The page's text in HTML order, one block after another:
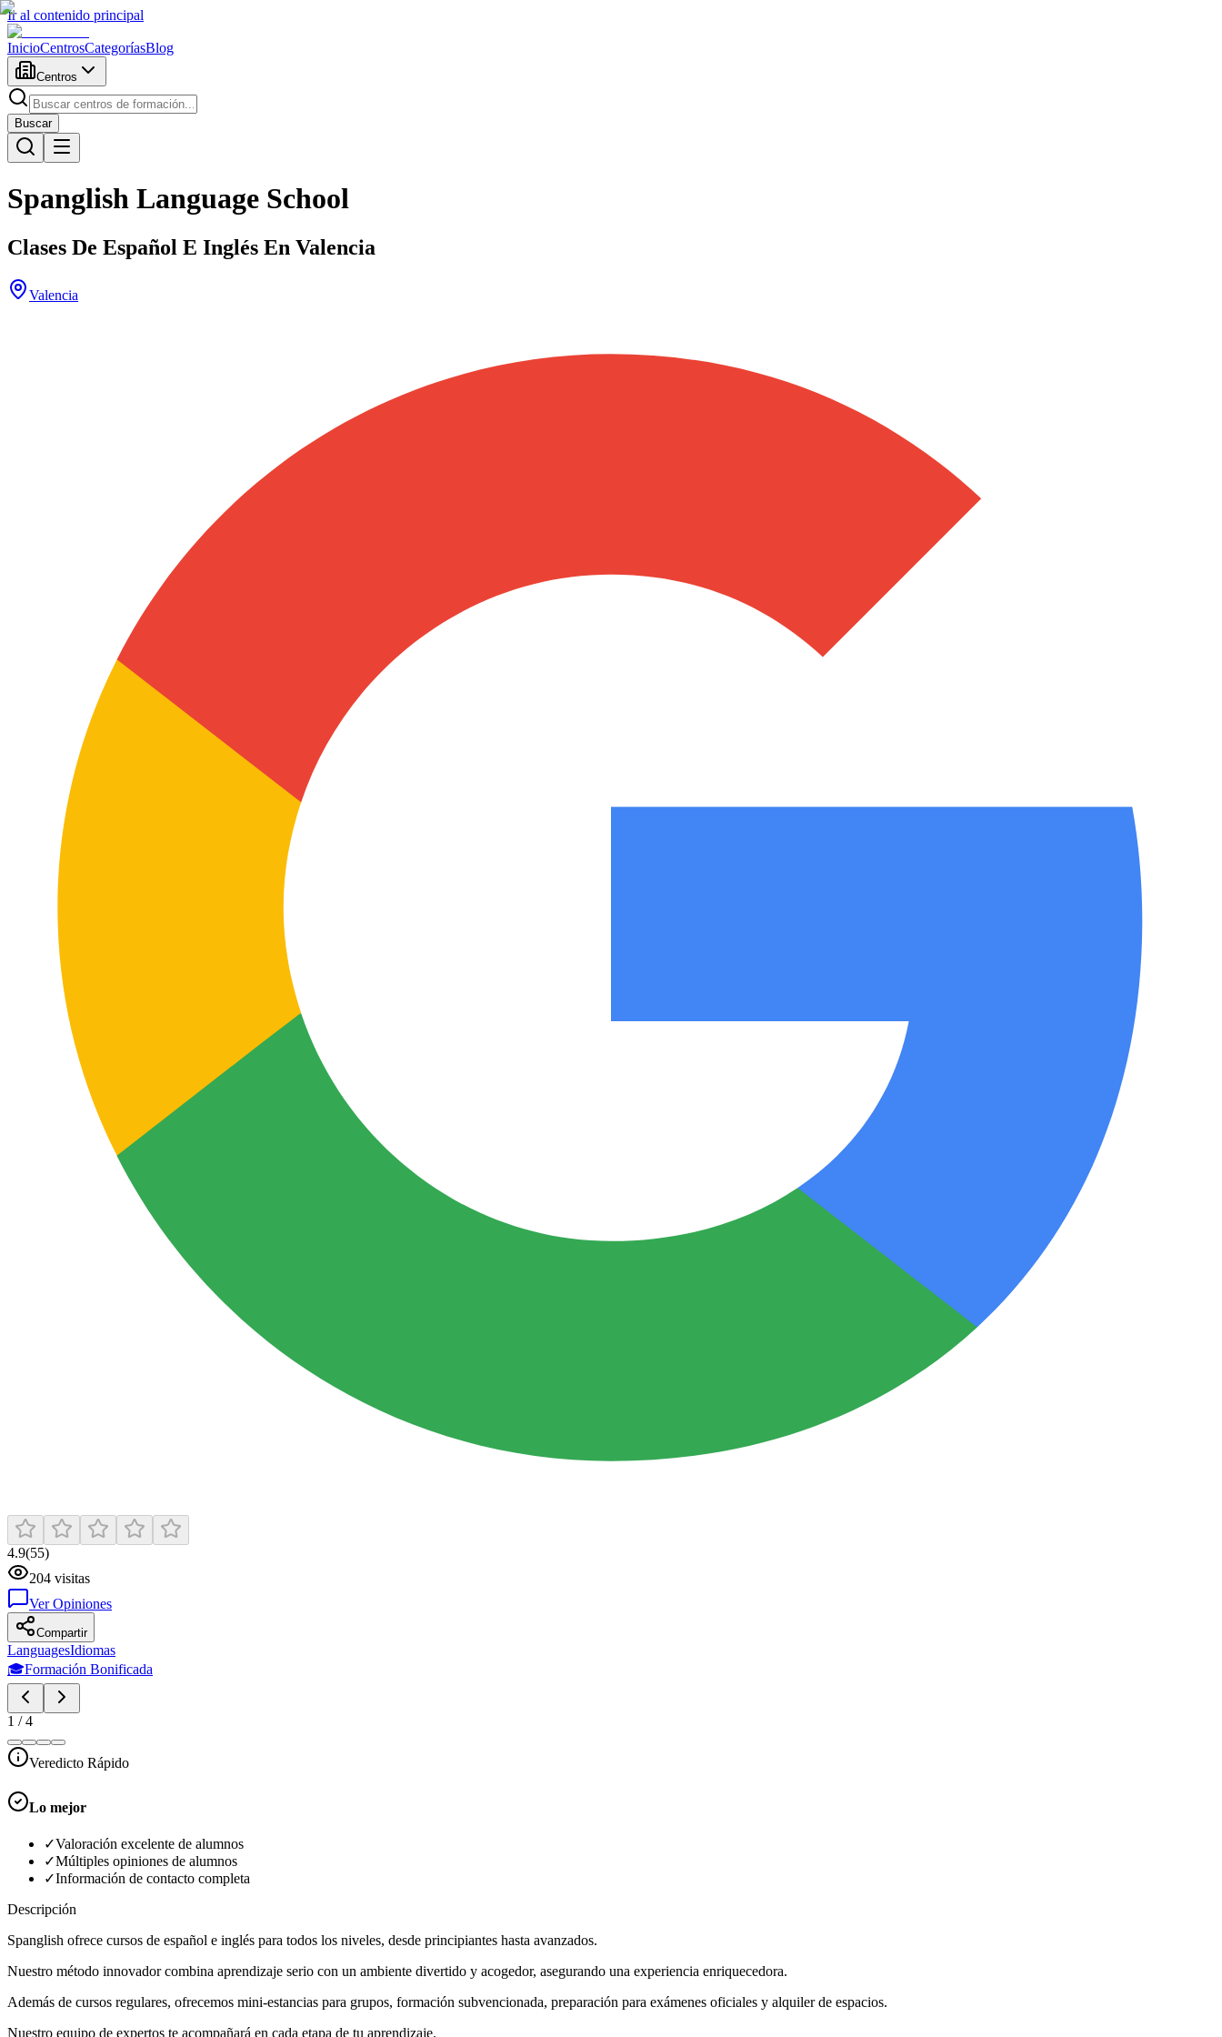
Ir al contenido principal
InicioCentrosCategoríasBlog
Centros
Buscar
Spanglish Language School
Clases De Español E Inglés En Valencia
Valencia
4.9(55)
204 visitas
Ver Opiniones
Compartir
LanguagesIdiomas
🎓Formación Bonificada
1 /4
Veredicto Rápido
Lo mejor
✓Valoración excelente de alumnos
✓Múltiples opiniones de alumnos
✓Información de contacto completa
Descripción
Spanglish ofrece cursos de español e inglés para todos los niveles, desde principiantes hasta avanzados.
Nuestro método innovador combina aprendizaje serio con un ambiente divertido y acogedor, asegurando una experiencia enriquecedora.
Además de cursos regulares, ofrecemos mini-estancias para grupos, formación subvencionada, preparación para exámenes oficiales y alquiler de espacios.
Nuestro equipo de expertos te acompañará en cada etapa de tu aprendizaje.